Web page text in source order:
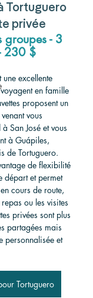
Tortuguero
privée
groupes - 3
230 $
une excellente
en famille
proposent un
vous
San José et vous
à Guápiles,
de Tortuguero.
de flexibilité
départ et permet
cours de route,
ou les visites
privées sont plus
partagées mais
personnalisée et
Tortuguero